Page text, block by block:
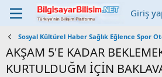
Giriş
Sosyal Kültürel Haber Sağlık Eğlence Spor
AKŞAM 5'E KADAR
KURTULDUĞM İÇİN